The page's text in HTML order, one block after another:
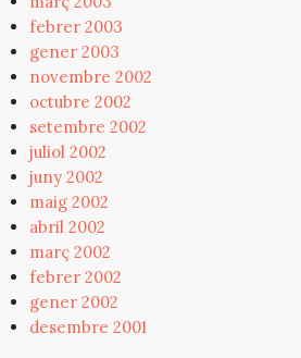
febrer 2003
gener 2003
novembre 2002
octubre 2002
setembre 2002
juliol 2002
juny 2002
maig 2002
abril 2002
març 2002
febrer 2002
gener 2002
desembre 2001